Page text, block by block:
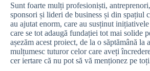
Sunt foarte mulți profesioniști,
sponsori și lideri de business și din spațiul
au ajutat enorm, care au susținut inițiativele
care se tot adaugă fundației tot mai solide
așezăm acest proiect, de la o săptămână la
mulțumesc tuturor celor care aveți
cer iertare că nu pot să vă menționez pe